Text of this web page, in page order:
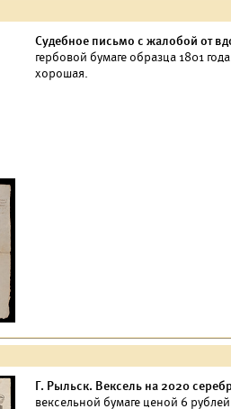
Судебное письмо с жалобой от
гербовой бумаге образца 1801
хорошая.
Г. Рыльск. Вексель на 2020
вексельной бумаге ценой 6